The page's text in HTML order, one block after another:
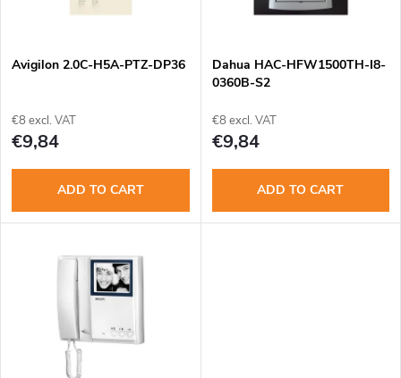
t
s
o
r
o
p
o
Avigilon 2.0C-H5A-PTZ-DP36
€8 excl. VAT
€9,84
ADD TO CART
Dahua HAC-HFW1500TH-I8-
0360B-S2
€8 excl. VAT
€9,84
ADD TO CART